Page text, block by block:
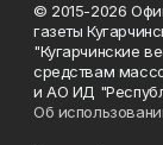
© 2015-2026
газеты
"Кугарчинские
средствам
и АО ИД
Об